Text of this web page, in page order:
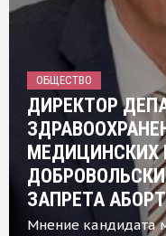
ОБЩЕСТВО
ДИРЕКТОР
МЕДИЦИНСКИХ
ЗАПРЕТА
Мнение кандидата